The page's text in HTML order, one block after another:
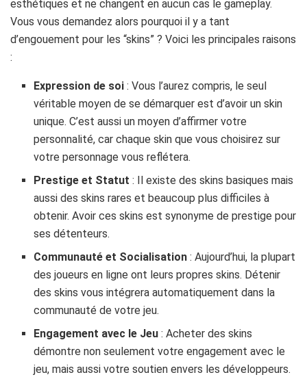
esthétiques et ne changent en aucun cas le gameplay.
Vous vous demandez alors pourquoi il y a tant
d’engouement pour les “skins” ? Voici les principales raisons
:
Expression de soi: Vous l’aurez compris, le seul
véritable moyen de se démarquer est d’avoir un skin
unique. C’est aussi un moyen d’affirmer votre
personnalité, car chaque skin que vous choisirez sur
votre personnage vous reflétera.
Prestige et Statut: Il existe des skins basiques mais
aussi des skins rares et beaucoup plus difficiles à
obtenir. Avoir ces skins est synonyme de prestige pour
ses détenteurs.
Communauté et Socialisation : Aujourd’hui, la plupart
des joueurs en ligne ont leurs propres skins. Détenir
des skins vous intégrera automatiquement dans la
communauté de votre jeu.
Engagement avec le Jeu : Acheter des skins
démontre non seulement votre engagement avec le
jeu, mais aussi votre soutien envers les développeurs.